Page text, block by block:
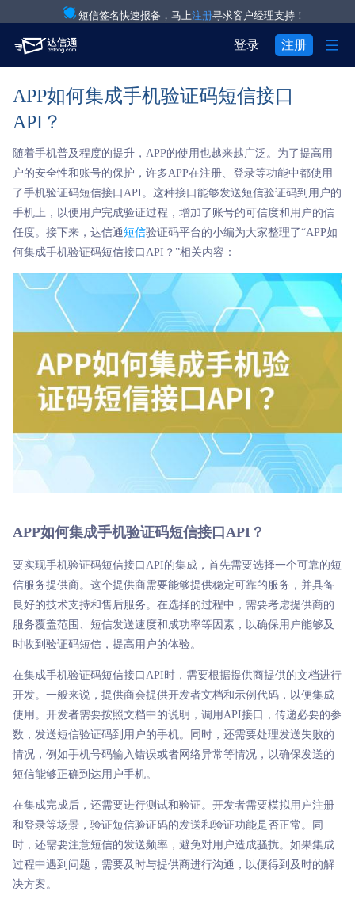
短信签名快速报备，马上注册寻求客户经理支持！
登录 注册 
产品与服务 
营销短信
彩信群发
语音通知
语音验证码
国际短信
短信签名认证
解决方案
 IT互联网行业
 电商行业
 物流行业
 房产行业
教育行业
 商超行业
关于我们 
 关于达信通
行业资讯
注册 登录
用户中心
APP如何集成手机验证码短信接口
API？
随着手机普及程度的提升，APP的使用也越来越广泛。为了提高用
户的安全性和账号的保护，许多APP在注册、登录等功能中都使用
了手机验证码短信接口API。这种接口能够发送短信验证码到用户的
手机上，以便用户完成验证过程，增加了账号的可信度和用户的信
任度。接下来，达信通短信验证码平台的小编为大家整理了“APP如
何集成手机验证码短信接口API？”相关内容：
APP如何集成手机验证码短信接口API？
要实现手机验证码短信接口API的集成，首先需要选择一个可靠的短
信服务提供商。这个提供商需要能够提供稳定可靠的服务，并具备
良好的技术支持和售后服务。在选择的过程中，需要考虑提供商的
服务覆盖范围、短信发送速度和成功率等因素，以确保用户能够及
时收到验证码短信，提高用户的体验。
在集成手机验证码短信接口API时，需要根据提供商提供的文档进行
开发。一般来说，提供商会提供开发者文档和示例代码，以便集成
使用。开发者需要按照文档中的说明，调用API接口，传递必要的参
数，发送短信验证码到用户的手机。同时，还需要处理发送失败的
情况，例如手机号码输入错误或者网络异常等情况，以确保发送的
短信能够正确到达用户手机。
在集成完成后，还需要进行测试和验证。开发者需要模拟用户注册
和登录等场景，验证短信验证码的发送和验证功能是否正常。同
时，还需要注意短信的发送频率，避免对用户造成骚扰。如果集成
过程中遇到问题，需要及时与提供商进行沟通，以便得到及时的解
决方案。